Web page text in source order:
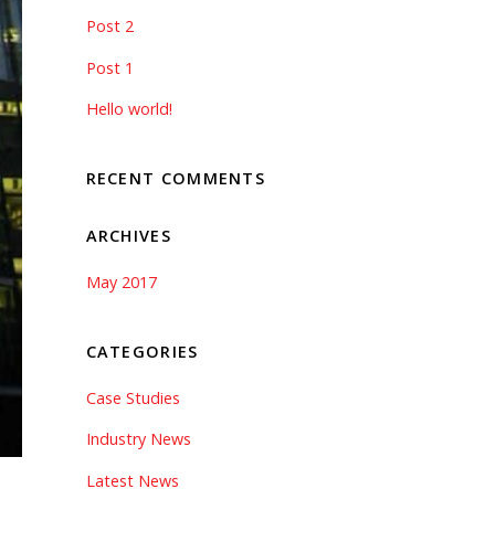
Post 2
Post 1
Hello world!
RECENT COMMENTS
ARCHIVES
May 2017
CATEGORIES
Case Studies
Industry News
Latest News